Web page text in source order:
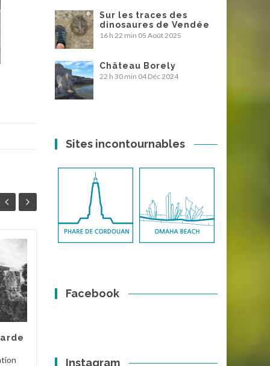
Présilly surplombe la
Sur les traces des
dinosaures de Vendée
16 h 22 min 05 Août 2025
Château Borely
22 h 30 min 04 Déc 2024
Sites incontournables
Facebook
Instagram